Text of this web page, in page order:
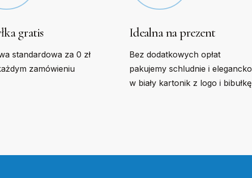
gratis
standardowa za 0 zł
zamówieniu
Idealna na prezent
Bez dodatkowych opłat
pakujemy schludnie i elegancko
w biały kartonik z logo i bibułkę